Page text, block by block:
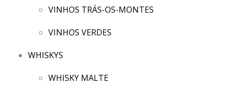
VINHOS TRÁS-OS-MONTES
VINHOS VERDES
WHISKYS
WHISKY MALTE